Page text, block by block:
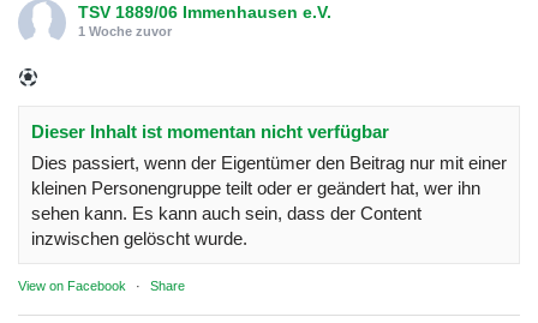
TSV 1889/06 Immenhausen e.V.
1 Woche zuvor
Dieser Inhalt ist momentan nicht verfügbar
Dies passiert, wenn der Eigentümer den Beitrag nur mit einer
kleinen Personengruppe teilt oder er geändert hat, wer ihn
sehen kann. Es kann auch sein, dass der Content
inzwischen gelöscht wurde.
View on Facebook · Share